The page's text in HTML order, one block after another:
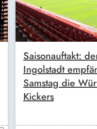
Saisonauftakt:
Ingolstadt
Samstag die
Kickers